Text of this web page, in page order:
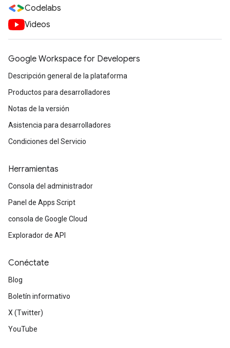
Codelabs
Videos
Google Workspace for Developers
Descripción general de la plataforma
Productos para desarrolladores
Notas de la versión
Asistencia para desarrolladores
Condiciones del Servicio
Herramientas
Consola del administrador
Panel de Apps Script
consola de Google Cloud
Explorador de API
Conéctate
Blog
Boletín informativo
X (Twitter)
YouTube